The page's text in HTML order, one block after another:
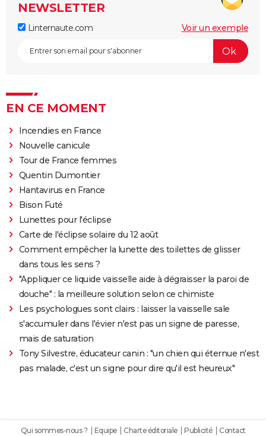
NEWSLETTER
Linternaute.com Voir un exemple
EN CE MOMENT
Incendies en France
Nouvelle canicule
Tour de France femmes
Quentin Dumontier
Hantavirus en France
Bison Futé
Lunettes pour l'éclipse
Carte de l'éclipse solaire du 12 août
Comment empêcher la lunette des toilettes de glisser
dans tous les sens ?
"Appliquer ce liquide vaisselle aide à dégraisser la paroi de
douche" : la meilleure solution selon ce chimiste
Les psychologues sont clairs : laisser la vaisselle sale
s'accumuler dans l'évier n'est pas un signe de paresse,
mais de saturation
Tony Silvestre, éducateur canin : "un chien qui éternue n'est
pas malade, c'est un signe pour dire qu'il est heureux"
Qui sommes-nous ? Equipe Charte éditoriale Publicité Contact